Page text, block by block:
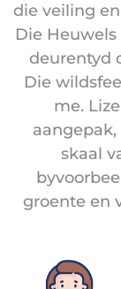
die veiling
Die
deurentyd
Die
me.
skaal
groente en